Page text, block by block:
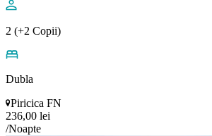
2 (+2 Copii)
Dubla
Piricica FN
236,00 lei
/Noapte